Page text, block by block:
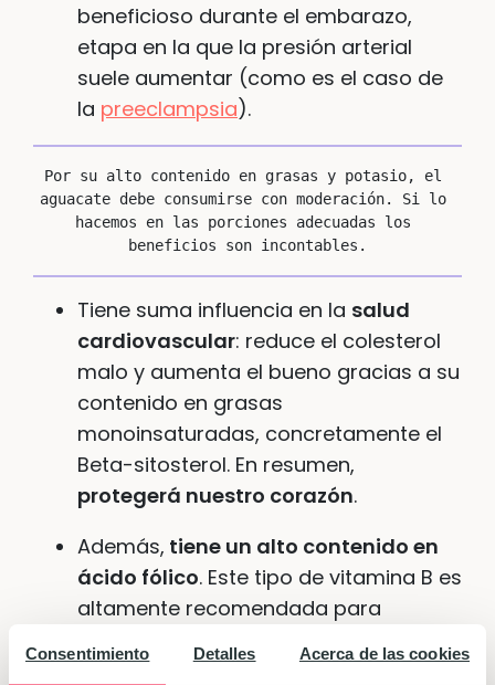
Consentimiento Detalles Acerca de las cookies
beneficioso durante el embarazo,
etapa en la que la presión arterial
suele aumentar (como es el caso de
la preeclampsia).
Por su alto contenido en grasas y potasio, el
aguacate debe consumirse con moderación. Si lo
hacemos en las porciones adecuadas los
Tiene suma influencia en la salud
cardiovascular: reduce el colesterol
malo y aumenta el bueno gracias a su
contenido en grasas
monoinsaturadas, concretamente el
Beta-sitosterol. En resumen,
protegerá nuestro corazón.
Además, tiene un alto contenido en
ácido fólico. Este tipo de vitamina B es
altamente recomendada para
así promover el correcto desarrollo